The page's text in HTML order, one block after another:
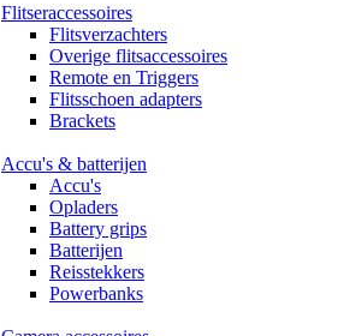
Flitseraccessoires
Flitsverzachters
Overige flitsaccessoires
Remote en Triggers
Flitsschoen adapters
Brackets
Accu's & batterijen
Accu's
Opladers
Battery grips
Batterijen
Reisstekkers
Powerbanks